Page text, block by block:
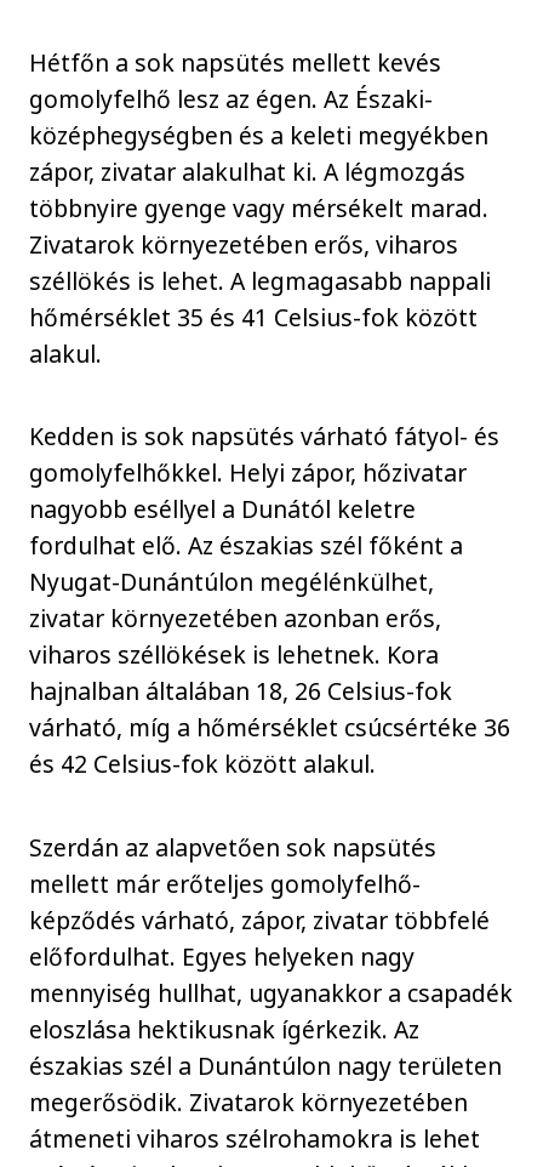
Hétfőn a sok napsütés mellett kevés
gomolyfelhő lesz az égen. Az Északi-
középhegységben és a keleti megyékben
zápor, zivatar alakulhat ki. A légmozgás
többnyire gyenge vagy mérsékelt marad.
Zivatarok környezetében erős, viharos
széllökés is lehet. A legmagasabb nappali
hőmérséklet 35 és 41 Celsius-fok között
alakul.
Kedden is sok napsütés várható fátyol- és
gomolyfelhőkkel. Helyi zápor, hőzivatar
nagyobb eséllyel a Dunától keletre
fordulhat elő. Az északias szél főként a
Nyugat-Dunántúlon megélénkülhet,
zivatar környezetében azonban erős,
viharos széllökések is lehetnek. Kora
hajnalban általában 18, 26 Celsius-fok
várható, míg a hőmérséklet csúcsértéke 36
és 42 Celsius-fok között alakul.
Szerdán az alapvetően sok napsütés
mellett már erőteljes gomolyfelhő-
képződés várható, zápor, zivatar többfelé
előfordulhat. Egyes helyeken nagy
mennyiség hullhat, ugyanakkor a csapadék
eloszlása hektikusnak ígérkezik. Az
északias szél a Dunántúlon nagy területen
megerősödik. Zivatarok környezetében
átmeneti viharos szélrohamokra is lehet